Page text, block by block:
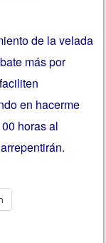
de la velada
más por
en hacerme
horas al